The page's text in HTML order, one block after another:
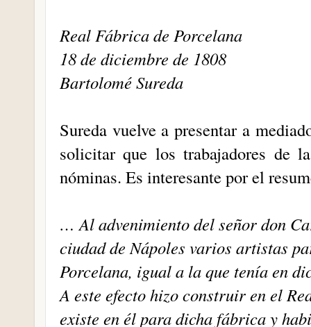
Real Fábrica de Porcelana
18 de diciembre de 1808
Bartolomé Sureda
Sureda vuelve a presentar a
solicitar que los trabajadores de
nóminas. Es interesante por el
… Al advenimiento del señor don
ciudad de Nápoles varios artistas
Porcelana, igual a la que tenía en
A este efecto hizo construir en el
existe en él para dicha fábrica y